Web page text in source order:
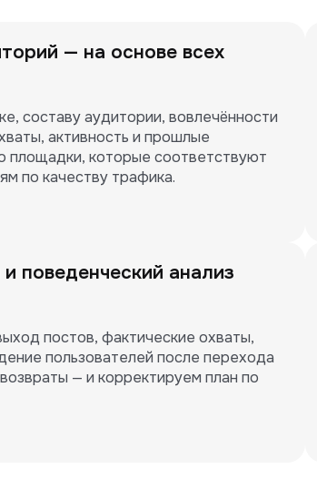
— на основе всех
составу аудитории, вовлечённости
активность и прошлые
площадки, которые соответствуют
по качеству трафика.
поведенческий анализ
постов, фактические охваты,
пользователей после перехода
— и корректируем план по